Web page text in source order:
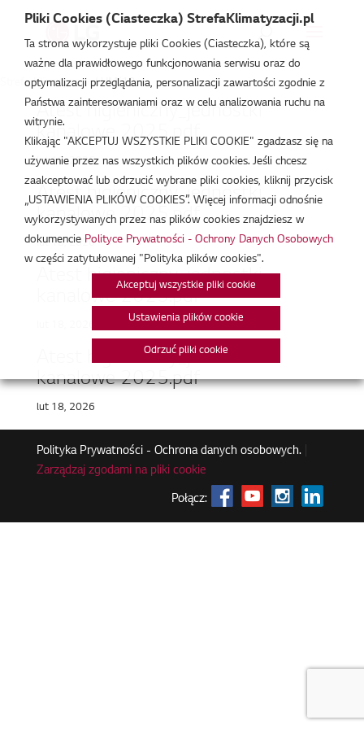
Strefa Klimatyzacji /UM(12
Atest higieniczny_jednostki
kanalowe 2025.pdf
lut 18, 2026
Atest higieniczny_jednostki
kanalowe 2025.pdf
lut 18, 2026
Atest higieniczny_jednostki
kanalowe 2025.pdf
Atest higieniczny_jednostki
kanalowe 2025.pdf
lut 18, 2026
Polityka Prywatności - Ochrona danych osobowych.|
Zarządzaj zgodami na pliki cookie
Połącz:
Pliki Cookies (Ciasteczka) StrefaKlimatyzacji.pl
Ta strona wykorzystuje pliki Cookies (Ciasteczka), które są
ważne dla prawidłowego funkcjonowania serwisu oraz do
optymalizacji przeglądania, personalizacji zawartości zgodnie z
Państwa zainteresowaniami oraz w celu analizowania ruchu na
witrynie.
Klikając "AKCEPTUJ WSZYSTKIE PLIKI COOKIE" zgadzasz się na
używanie przez nas wszystkich plików cookies. Jeśli chcesz
zaakceptować lub odrzucić wybrane pliki cookies, kliknij przycisk
„USTAWIENIA PLIKÓW COOKIES”. Więcej informacji odnośnie
wykorzystywanych przez nas plików cookies znajdziesz w
dokumencie Polityce Prywatności - Ochrony Danych Osobowych
w części zatytułowanej "Polityka plików cookies".
Akceptuj wszystkie pliki cookie
Ustawienia plików cookie
Odrzuć pliki cookie